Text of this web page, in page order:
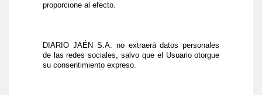
proporcione al efecto.
DIARIO JAÉN S.A. no extraerá datos personales
de las redes sociales, salvo que el Usuario otorgue
su consentimiento expreso.